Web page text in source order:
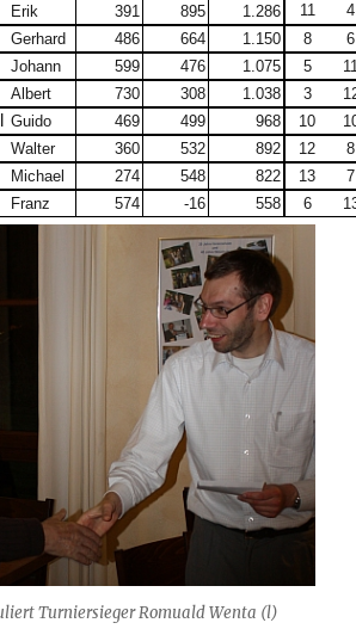
Erik 391 895 1.286 11
4
Gerhard 486 664 1.150 8
6
Johann 599 476 1.075 5
Albert 730 308 1.038 3
Guido 469 499 968 10
Walter 360 532 892 12
8
Michael 274 548 822 13
7
Franz 574 -16 558 6
Turniersieger Romuald Wenta (l)